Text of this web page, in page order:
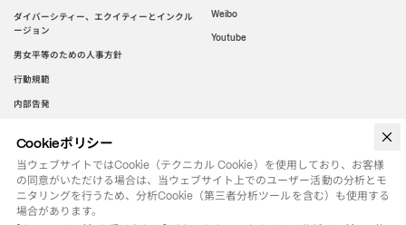
ダイバーシティー、エクイティーとインクル
ージョン
男女平等のための人事方針
行動規範
内部告発
Weibo
Youtube
WeChat
Cookieポリシー
当ウェブサイトではCookie（テクニカル Cookie）を使用しており、お客様
の同意がいただける場合は、当ウェブサイト上でのユーザー活動の分析とモ
ニタリングを行うため、分析Cookie（第三者分析ツールを含む）も使用する
場合があります。